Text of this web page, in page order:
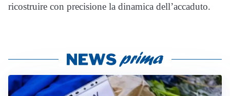
ricostruire con precisione la dinamica dell’accaduto.